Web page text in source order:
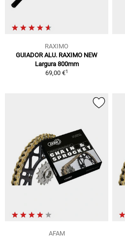
RAXIMO
GUIADOR ALU. RAXIMO NEW
Largura 800mm
69,00 €1
AFAM